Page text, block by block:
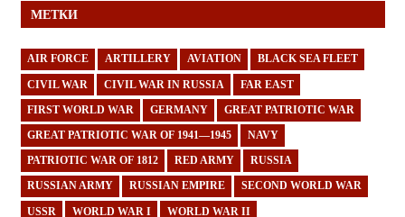
МЕТКИ
AIR FORCE ARTILLERY AVIATION BLACK SEA FLEET
CIVIL WAR CIVIL WAR IN RUSSIA FAR EAST
FIRST WORLD WAR GERMANY GREAT PATRIOTIC WAR
GREAT PATRIOTIC WAR OF 1941—1945 NAVY
PATRIOTIC WAR OF 1812 RED ARMY RUSSIA
RUSSIAN ARMY RUSSIAN EMPIRE SECOND WORLD WAR
USSR WORLD WAR I WORLD WAR II